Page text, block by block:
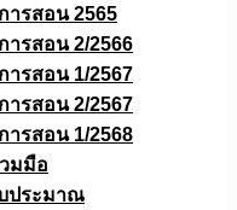
ารสอน 2565
ารสอน 2/2566
ารสอน 1/2567
ารสอน 2/2567
ารสอน 1/2568
มมือ
บประมาณ